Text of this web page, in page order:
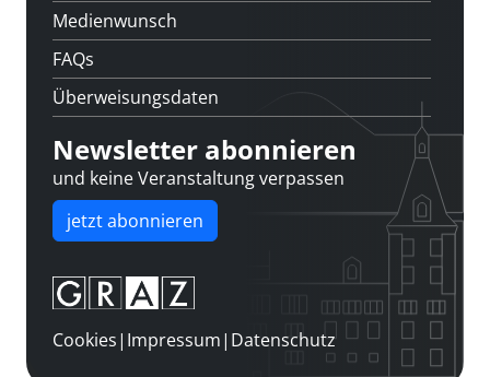
Medienwunsch
FAQs
Überweisungsdaten
Newsletter abonnieren
und keine Veranstaltung verpassen
jetzt abonnieren
Cookies| Impressum| Datenschutz